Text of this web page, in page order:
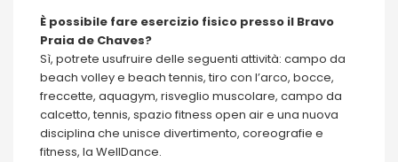
È possibile fare esercizio fisico presso il Bravo
Praia de Chaves?
Sì, potrete usufruire delle seguenti attività: campo da
beach volley e beach tennis, tiro con l’arco, bocce,
freccette, aquagym, risveglio muscolare, campo da
calcetto, tennis, spazio fitness open air e una nuova
disciplina che unisce divertimento, coreografie e
fitness, la WellDance.